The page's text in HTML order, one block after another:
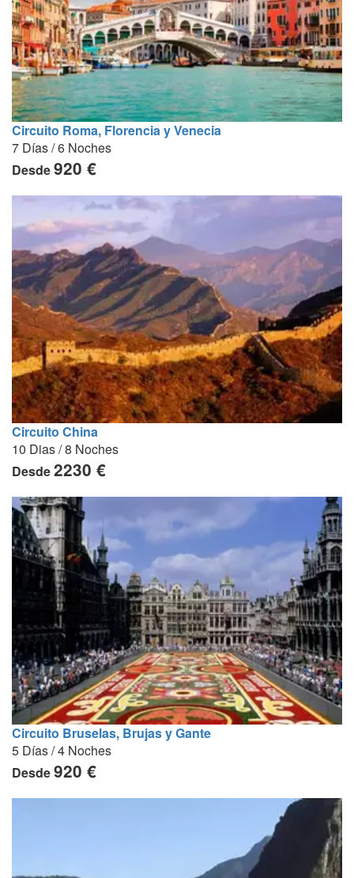
Circuito Roma, Florencia y Venecia
7 Días / 6 Noches
Desde920 €
Circuito China
10 Dias / 8 Noches
Desde2230 €
Circuito Bruselas, Brujas y Gante
5 Días / 4 Noches
Desde920 €